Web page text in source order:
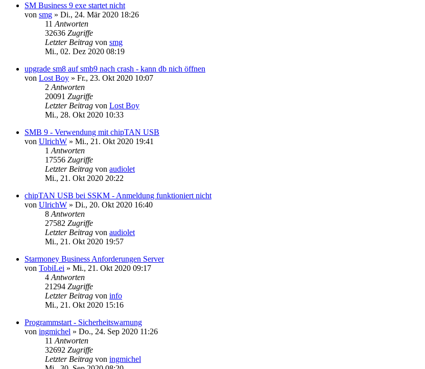
SM Business 9 exe startet nicht
von smg » Di., 24. Mär 2020 18:26
11 Antworten
32636 Zugriffe
Letzter Beitrag von smg
Mi., 02. Dez 2020 08:19
upgrade sm8 auf smb9 nach crash - kann db nich öffnen
von Lost Boy » Fr., 23. Okt 2020 10:07
2 Antworten
20091 Zugriffe
Letzter Beitrag von Lost Boy
Mi., 28. Okt 2020 10:33
SMB 9 - Verwendung mit chipTAN USB
von UlrichW » Mi., 21. Okt 2020 19:41
1 Antworten
17556 Zugriffe
Letzter Beitrag von audiolet
Mi., 21. Okt 2020 20:22
chipTAN USB bei SSKM - Anmeldung funktioniert nicht
von UlrichW » Di., 20. Okt 2020 16:40
8 Antworten
27582 Zugriffe
Letzter Beitrag von audiolet
Mi., 21. Okt 2020 19:57
Starmoney Business Anforderungen Server
von TobiLei » Mi., 21. Okt 2020 09:17
4 Antworten
21294 Zugriffe
Letzter Beitrag von info
Mi., 21. Okt 2020 15:16
Programmstart - Sicherheitswarnung
von ingmichel » Do., 24. Sep 2020 11:26
11 Antworten
32692 Zugriffe
Letzter Beitrag von ingmichel